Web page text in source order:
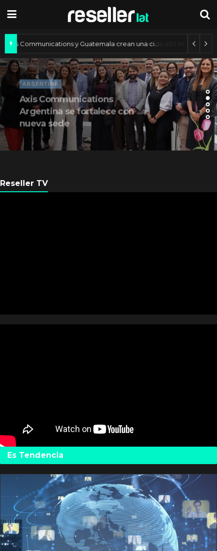
ARGENTINA
Axis Communications
Argentina se fortalece con
nueva sede
Reseller TV
Es Tendencia